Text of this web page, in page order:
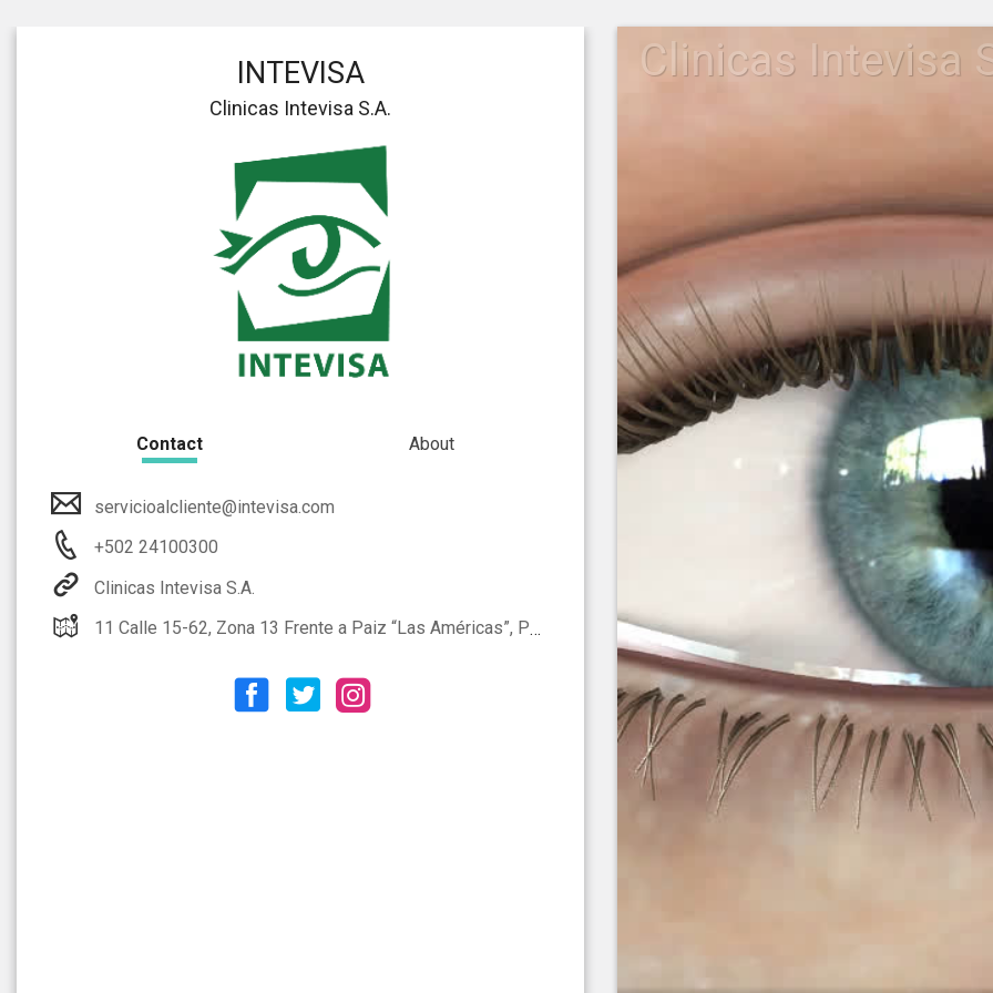
Clinicas Intevisa
INTEVISA
Clinicas Intevisa S.A.
Contact About
servicioalcliente@intevisa.com
+502 24100300
Clinicas Intevisa S.A.
11 Calle 15-62, Zona 13 Frente a Paiz “Las Américas”, PBX: +502 24-100-300 WhatsApp: +502 24-100-300 SUCURSAL: INTEVISA CONDADO KM 15.5 CARRETERA A EL SALVADOR, CONDADO CONCEPCION, EDIFICIO LA PLAZA, NIVEL 3, OFICINA 3F, SANTA CATARINA PINULA, GUATEMALA